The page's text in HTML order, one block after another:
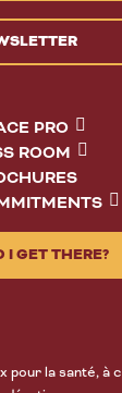
PRO
ROOM
I GET THERE?
pour la santé, à